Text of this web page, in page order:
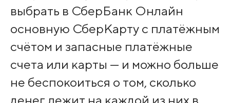
выбрать в СберБанк Онлайн
основную СберКарту с платёжным
счётом и запасные платёжные
счета или карты — и можно больше
не беспокоиться о том, сколько
денег лежит на каждой из них в